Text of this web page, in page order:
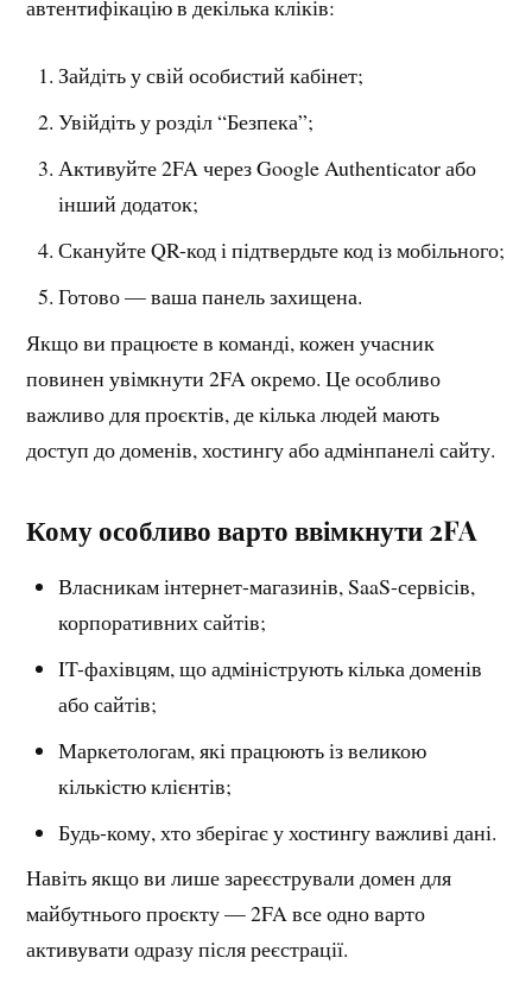
автентифікацію в декілька кліків:
Зайдіть у свій особистий кабінет;
Увійдіть у розділ “Безпека”;
Активуйте 2FA через Google Authenticator або
інший додаток;
Скануйте QR-код і підтвердьте код із мобільного;
Готово — ваша панель захищена.
Якщо ви працюєте в команді, кожен учасник
повинен увімкнути 2FA окремо. Це особливо
важливо для проєктів, де кілька людей мають
доступ до доменів, хостингу або адмінпанелі сайту.
Кому особливо варто ввімкнути 2FA
Власникам інтернет-магазинів, SaaS-сервісів,
корпоративних сайтів;
IT-фахівцям, що адмініструють кілька доменів
або сайтів;
Маркетологам, які працюють із великою
кількістю клієнтів;
Будь-кому, хто зберігає у хостингу важливі дані.
Навіть якщо ви лише зареєстрували домен для
майбутнього проєкту — 2FA все одно варто
активувати одразу після реєстрації.